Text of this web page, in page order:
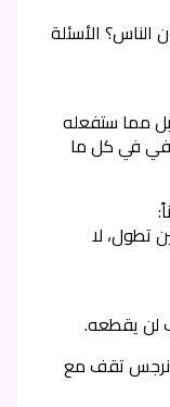
الأسئلة
مما ستفعله
في كل ما
تطول، لا
لن يقطعه.
نرجس تقف مع